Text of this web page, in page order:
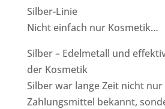
Silber-Linie
Nicht einfach nur Kosmetik…
Silber – Edelmetall und
der Kosmetik
Silber war lange Zeit nicht nur
Zahlungsmittel bekannt,